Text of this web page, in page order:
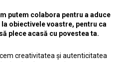
putem colabora pentru a aduce
obiectivele voastre, pentru ca
plece acasă cu povestea ta.
creativitatea și autenticitatea